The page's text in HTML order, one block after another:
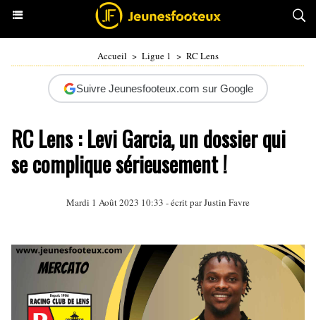
Accueil > Ligue 1 > RC Lens
Suivre Jeunesfooteux.com sur Google
RC Lens : Levi Garcia, un dossier qui
se complique sérieusement !
Mardi 1 Août 2023 10:33 - écrit parJustin Favre